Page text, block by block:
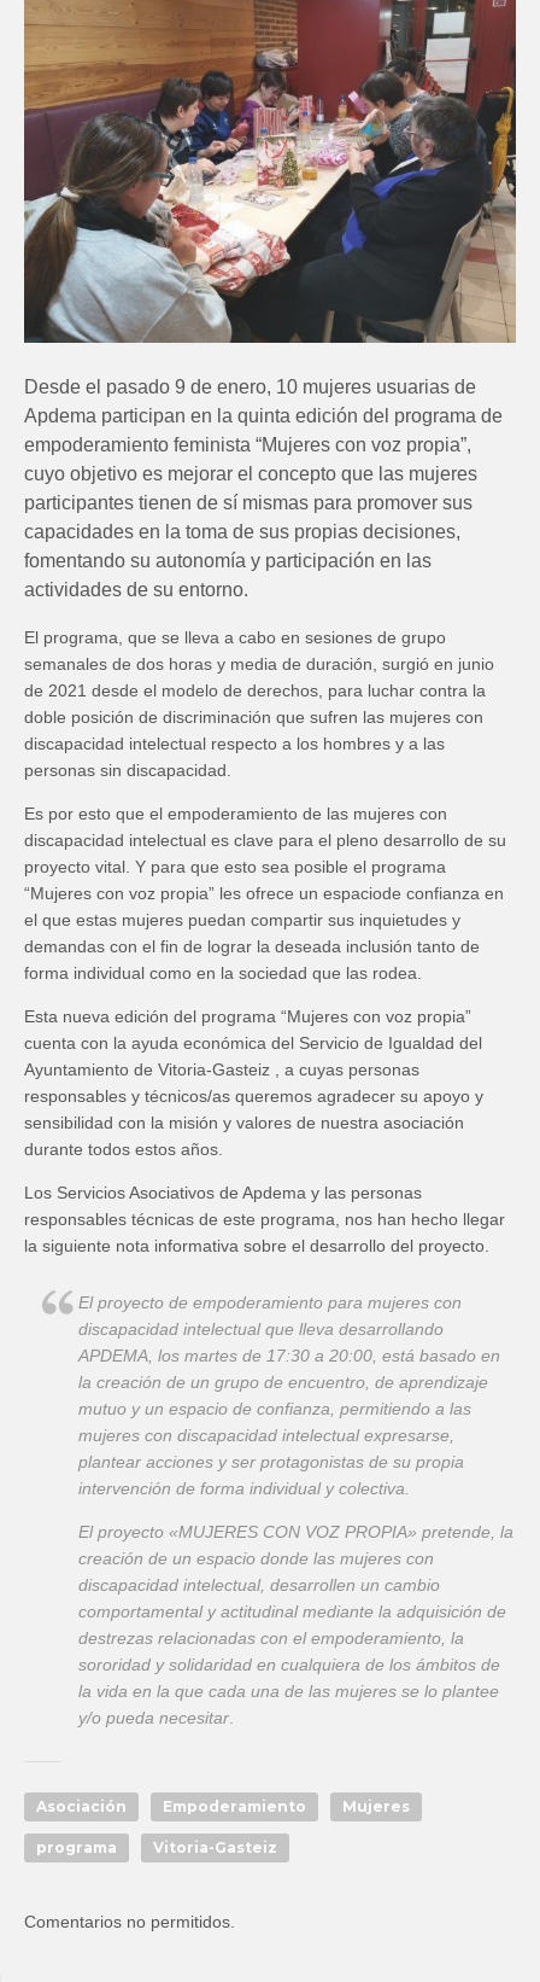
Desde el pasado 9 de enero, 10 mujeres usuarias de
Apdema participan en la quinta edición del programa de
empoderamiento feminista “Mujeres con voz propia”,
cuyo objetivo es mejorar el concepto que las mujeres
participantes tienen de sí mismas para promover sus
capacidades en la toma de sus propias decisiones,
fomentando su autonomía y participación en las
actividades de su entorno.
El programa, que se lleva a cabo en sesiones de grupo
semanales de dos horas y media de duración, surgió en junio
de 2021 desde el modelo de derechos, para luchar contra la
doble posición de discriminación que sufren las mujeres con
discapacidad intelectual respecto a los hombres y a las
personas sin discapacidad.
Es por esto que el empoderamiento de las mujeres con
discapacidad intelectual es clave para el pleno desarrollo de su
proyecto vital. Y para que esto sea posible el programa
“Mujeres con voz propia” les ofrece un espaciode confianza en
el que estas mujeres puedan compartir sus inquietudes y
demandas con el fin de lograr la deseada inclusión tanto de
forma individual como en la sociedad que las rodea.
Esta nueva edición del programa “Mujeres con voz propia”
cuenta con la ayuda económica del Servicio de Igualdad del
Ayuntamiento de Vitoria-Gasteiz
, a cuyas personas
responsables y técnicos/as queremos agradecer su apoyo y
sensibilidad con la misión y valores de nuestra asociación
durante todos estos años.
Los Servicios Asociativos de Apdema y las personas
responsables técnicas de este programa, nos han hecho llegar
la siguiente nota informativa sobre el desarrollo del proyecto.
El proyecto de empoderamiento para mujeres con
discapacidad intelectual que lleva desarrollando
APDEMA, los martes de 17:30 a 20:00, está basado en
la creación de un grupo de encuentro, de aprendizaje
mutuo y un espacio de confianza, permitiendo a las
mujeres con discapacidad intelectual expresarse,
plantear acciones y ser protagonistas de su propia
intervención de forma individual y colectiva.
El proyecto «MUJERES CON VOZ PROPIA» pretende, la
creación de un espacio donde las mujeres con
discapacidad intelectual, desarrollen un cambio
comportamental y actitudinal mediante la adquisición de
destrezas relacionadas con el empoderamiento, la
sororidad y solidaridad en cualquiera de los ámbitos de
la vida en la que cada una de las mujeres se lo plantee
y/o pueda necesitar
Asociación Empoderamiento Mujeres
programa Vitoria-Gasteiz
Comentarios no permitidos.